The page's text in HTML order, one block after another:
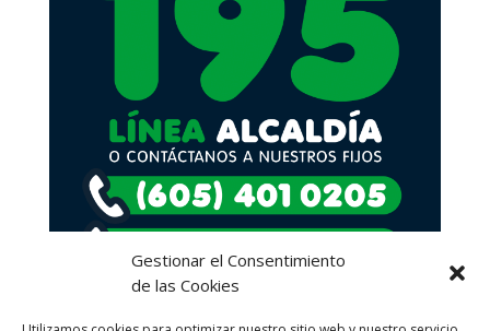
Gestionar el Consentimiento
de las Cookies